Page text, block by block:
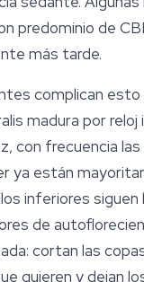
predominio de
más tarde.
complican esto
madura por
con frecuencia
ya están
inferiores siguen
de
cortan las
quieren y dejan